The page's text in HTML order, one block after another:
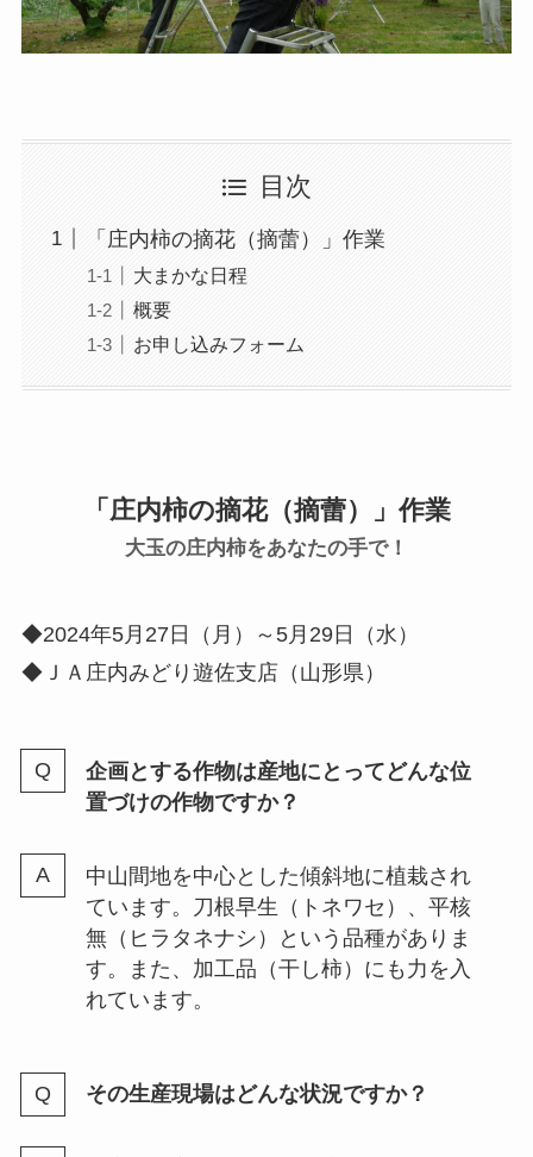
目次
「庄内柿の摘花（摘蕾）」作業
大まかな日程
概要
お申し込みフォーム
「庄内柿の摘花（摘蕾）」作業
大玉の庄内柿をあなたの手で！
◆2024年5月27日（月）～5月29日（水）
◆ＪＡ庄内みどり遊佐支店（山形県）
企画とする作物は産地にとってどんな位
置づけの作物ですか？
中山間地を中心とした傾斜地に植栽され
ています。刀根早生（トネワセ）、平核
無（ヒラタネナシ）という品種がありま
す。また、加工品（干し柿）にも力を入
れています。
その生産現場はどんな状況ですか？